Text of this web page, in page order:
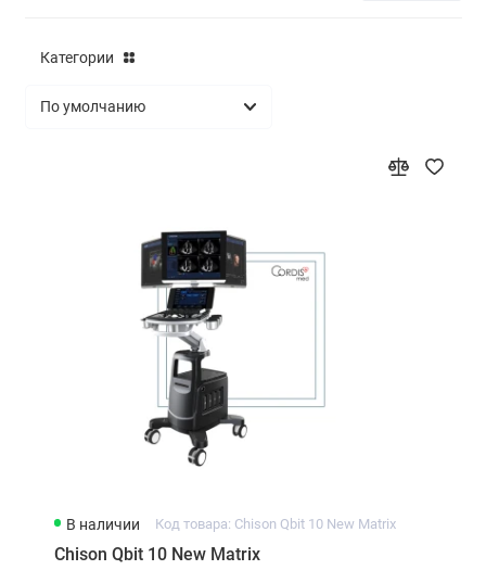
Категории
В наличии Код товара: Chison Qbit 10 New Matrix
Chison Qbit 10 New Matrix